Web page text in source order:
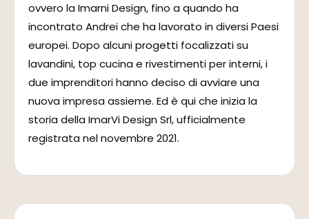
ovvero la Imarni Design, fino a quando ha
incontrato Andrei che ha lavorato in diversi Paesi
europei. Dopo alcuni progetti focalizzati su
lavandini, top cucina e rivestimenti per interni, i
due imprenditori hanno deciso di avviare una
nuova impresa assieme. Ed è qui che inizia la
storia della ImarVi Design Srl, ufficialmente
registrata nel novembre 2021.